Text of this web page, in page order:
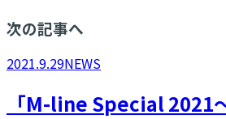
次の記事へ
2021.9.29NEWS
「M-line Special 2021